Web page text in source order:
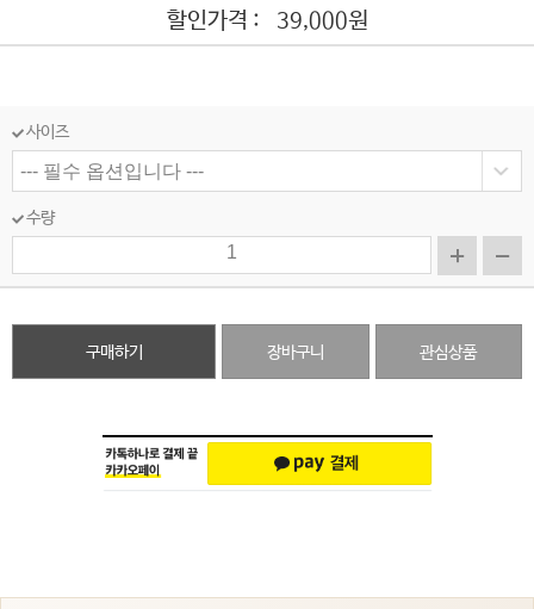
할인가격 : 39,000원
사이즈
수량
구매하기 장바구니 관심상품